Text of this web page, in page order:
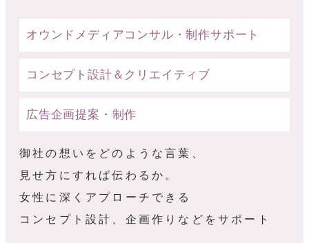
オウンドメディアコンサル・制作サポート
コンセプト設計＆クリエイティブ
広告企画提案・制作
御社の想いをどのような言葉、
見せ方にすれば伝わるか。
女性に深くアプローチできる
コンセプト設計、企画作りなどをサポート